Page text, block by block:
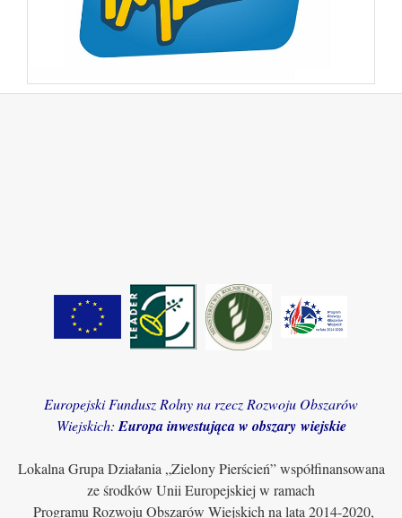
Europejski Fundusz Rolny na rzecz Rozwoju Obszarów
Wiejskich: Europa inwestująca w obszary wiejskie
Lokalna Grupa Działania „Zielony Pierścień” współfinansowana
ze środków Unii Europejskiej w ramach
Programu Rozwoju Obszarów Wiejskich na lata 2014-2020,